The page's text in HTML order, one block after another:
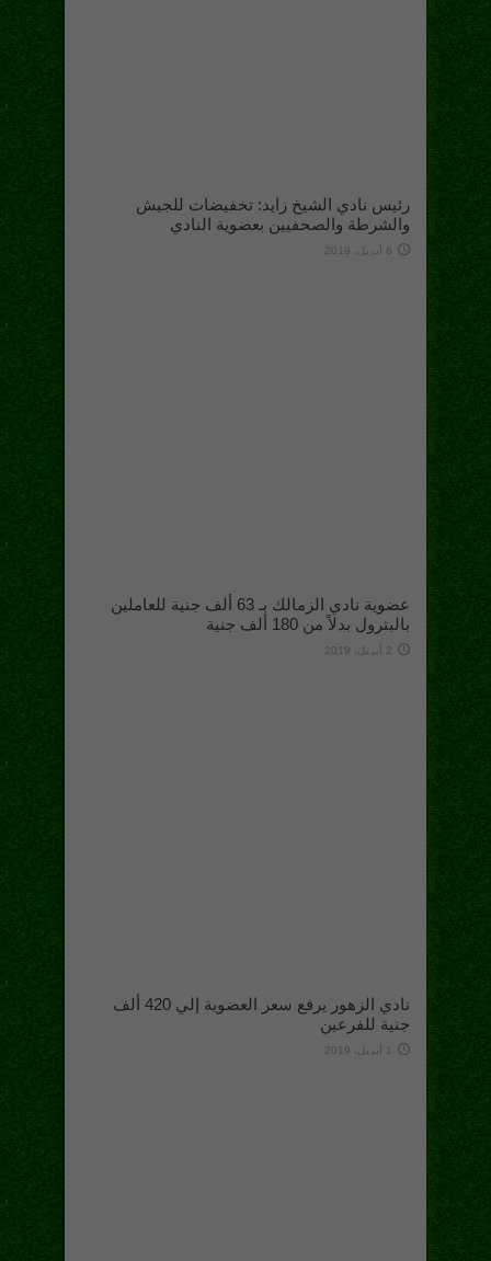
رئيس نادي الشيخ زايد: تخفيضات للجيش
والشرطة والصحفيين بعضوية النادي
6 أبريل، 2019
عضوية نادي الزمالك بـ 63 ألف جنية للعاملين
بالبترول بدلاً من 180 ألف جنية
2 أبريل، 2019
نادي الزهور يرفع سعر العضوية إلي 420 ألف
جنية للفرعين
1 أبريل، 2019